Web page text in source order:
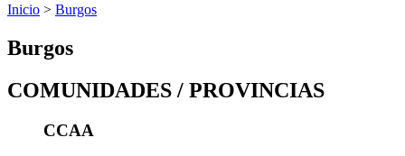
Inicio > Burgos
Burgos
COMUNIDADES / PROVINCIAS
CCAA